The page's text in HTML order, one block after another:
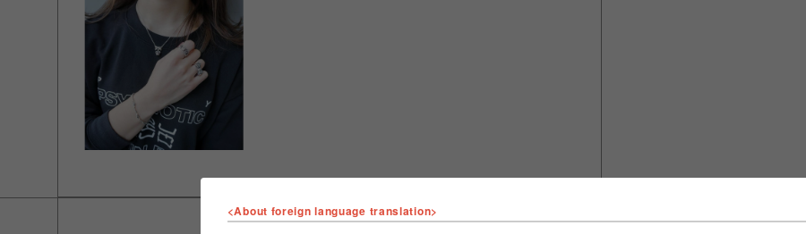
<About foreign language translation>